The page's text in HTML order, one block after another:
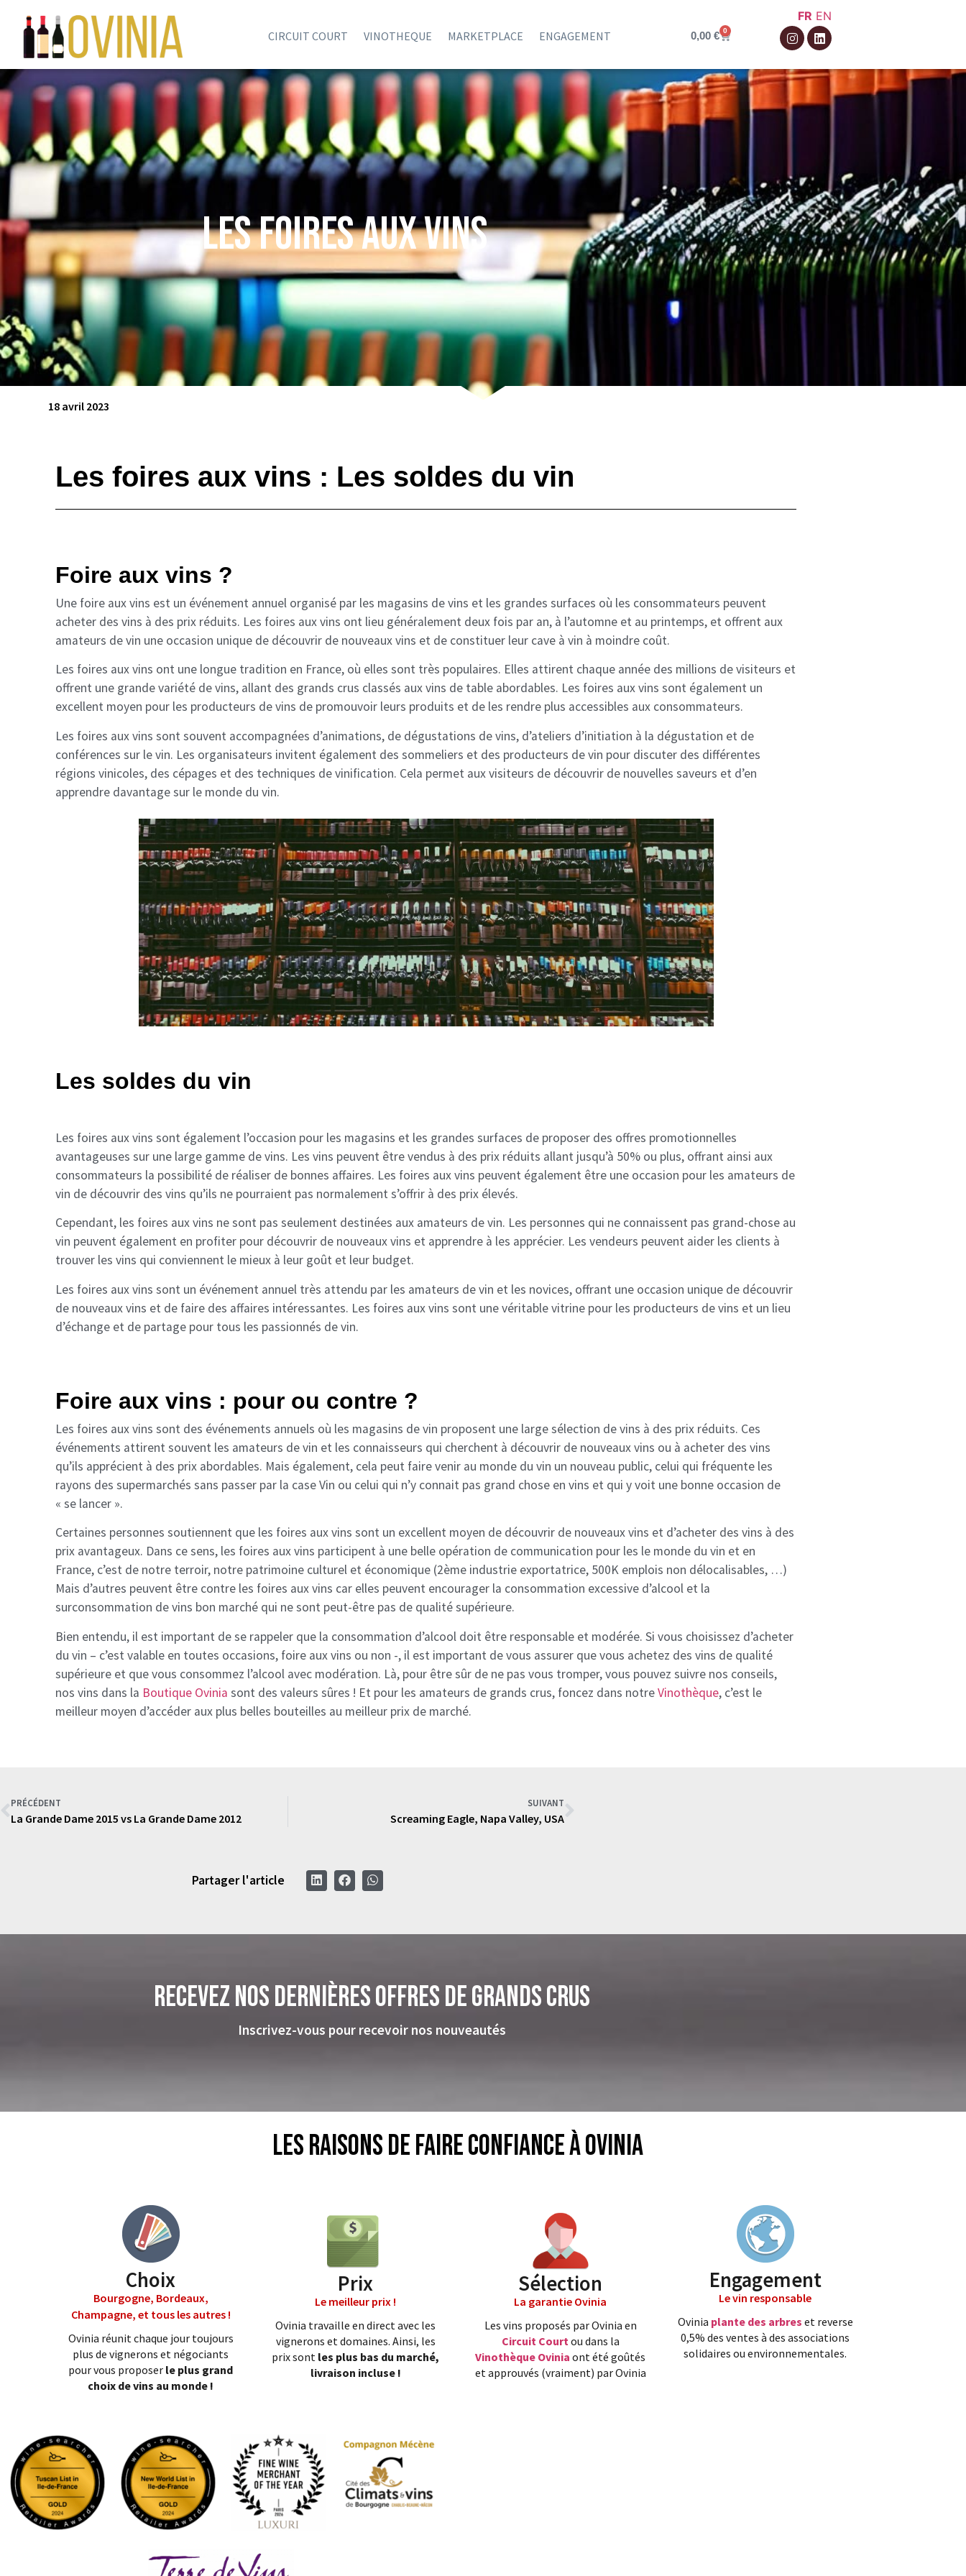
CIRCUIT COURT VINOTHEQUE MARKETPLACE ENGAGEMENT 0,00€ 0
FR EN
Les Foires aux Vins
18 avril 2023
Les foires aux vins : Les soldes du vin
Foire aux vins ?
Une foire aux vins est un événement annuel organisé par les magasins de vins et les grandes surfaces où les consommateurs peuvent
acheter des vins à des prix réduits. Les foires aux vins ont lieu généralement deux fois par an, à l’automne et au printemps, et offrent aux
amateurs de vin une occasion unique de découvrir de nouveaux vins et de constituer leur cave à vin à moindre coût.
Les foires aux vins ont une longue tradition en France, où elles sont très populaires. Elles attirent chaque année des millions de visiteurs et
offrent une grande variété de vins, allant des grands crus classés aux vins de table abordables. Les foires aux vins sont également un
excellent moyen pour les producteurs de vins de promouvoir leurs produits et de les rendre plus accessibles aux consommateurs.
Les foires aux vins sont souvent accompagnées d’animations, de dégustations de vins, d’ateliers d’initiation à la dégustation et de
conférences sur le vin. Les organisateurs invitent également des sommeliers et des producteurs de vin pour discuter des différentes
régions vinicoles, des cépages et des techniques de vinification. Cela permet aux visiteurs de découvrir de nouvelles saveurs et d’en
apprendre davantage sur le monde du vin.
Les soldes du vin
Les foires aux vins sont également l’occasion pour les magasins et les grandes surfaces de proposer des offres promotionnelles
avantageuses sur une large gamme de vins. Les vins peuvent être vendus à des prix réduits allant jusqu’à 50% ou plus, offrant ainsi aux
consommateurs la possibilité de réaliser de bonnes affaires. Les foires aux vins peuvent également être une occasion pour les amateurs de
vin de découvrir des vins qu’ils ne pourraient pas normalement s’offrir à des prix élevés.
Cependant, les foires aux vins ne sont pas seulement destinées aux amateurs de vin. Les personnes qui ne connaissent pas grand-chose au
vin peuvent également en profiter pour découvrir de nouveaux vins et apprendre à les apprécier. Les vendeurs peuvent aider les clients à
trouver les vins qui conviennent le mieux à leur goût et leur budget.
Les foires aux vins sont un événement annuel très attendu par les amateurs de vin et les novices, offrant une occasion unique de découvrir
de nouveaux vins et de faire des affaires intéressantes. Les foires aux vins sont une véritable vitrine pour les producteurs de vins et un lieu
d’échange et de partage pour tous les passionnés de vin.
Foire aux vins : pour ou contre ?
Les foires aux vins sont des événements annuels où les magasins de vin proposent une large sélection de vins à des prix réduits. Ces
événements attirent souvent les amateurs de vin et les connaisseurs qui cherchent à découvrir de nouveaux vins ou à acheter des vins
qu’ils apprécient à des prix abordables. Mais également, cela peut faire venir au monde du vin un nouveau public, celui qui fréquente les
rayons des supermarchés sans passer par la case Vin ou celui qui n’y connait pas grand chose en vins et qui y voit une bonne occasion de
« se lancer ».
Certaines personnes soutiennent que les foires aux vins sont un excellent moyen de découvrir de nouveaux vins et d’acheter des vins à des
prix avantageux. Dans ce sens, les foires aux vins participent à une belle opération de communication pour les le monde du vin et en
France, c’est de notre terroir, notre patrimoine culturel et économique (2ème industrie exportatrice, 500K emplois non délocalisables, …)
Mais d’autres peuvent être contre les foires aux vins car elles peuvent encourager la consommation excessive d’alcool et la
surconsommation de vins bon marché qui ne sont peut-être pas de qualité supérieure.
Bien entendu, il est important de se rappeler que la consommation d’alcool doit être responsable et modérée. Si vous choisissez d’acheter
du vin – c’est valable en toutes occasions, foire aux vins ou non -, il est important de vous assurer que vous achetez des vins de qualité
supérieure et que vous consommez l’alcool avec modération. Là, pour être sûr de ne pas vous tromper, vous pouvez suivre nos conseils,
nos vins dans la Boutique Oviniasont des valeurs sûres ! Et pour les amateurs de grands crus, foncez dans notreVinothèque, c’est le
meilleur moyen d’accéder aux plus belles bouteilles au meilleur prix de marché.
PRÉCÉDENT
La Grande Dame 2015 vs La Grande Dame 2012
SUIVANT
Screaming Eagle, Napa Valley, USA
Partager l'article
Recevez nos dernières offres de grands crus
Inscrivez-vous pour recevoir nos nouveautés
Les raisons de faire confiance à Ovinia
Choix
Bourgogne, Bordeaux,
Champagne, et tous les autres !
Ovinia réunit chaque jour toujours
plus de vignerons et négociants
pour vous proposer le plus grand
choix de vins au monde !
Prix
Le meilleur prix !
Ovinia travaille en direct avec les
vignerons et domaines. Ainsi, les
prix sont les plus bas du marché,
livraison incluse !
Sélection
La garantie Ovinia
Les vins proposés par Ovinia en
Circuit Courtou dans la
Vinothèque Ovinia ont été goûtés
et approuvés (vraiment) par Ovinia
Engagement
Le vin responsable
Ovinia plante des arbres et reverse
0,5% des ventes à des associations
solidaires ou environnementales.